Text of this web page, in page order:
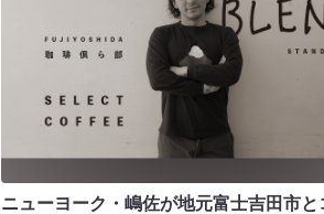
ニューヨーク・嶋佐が地元富士吉田市と